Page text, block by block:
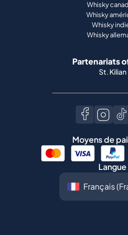
Whisky
Whisky
Whisky
Whisky
Partenariats
St. Kilian
Moyens de
Langue